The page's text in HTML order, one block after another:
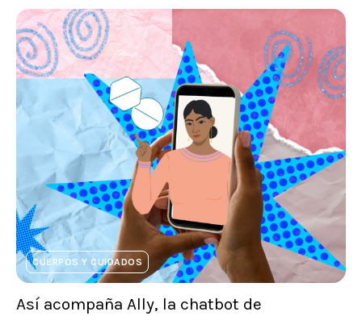
CUERPOS Y CUIDADOS
Así acompaña Ally, la chatbot de